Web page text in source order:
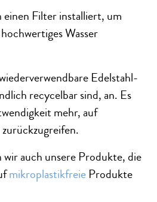
einen Filter installiert, um
Wasser
Edelstahl-
recycelbar sind, an. Es
mehr, auf
auch unsere Produkte, die
mikroplastikfreie Produkte